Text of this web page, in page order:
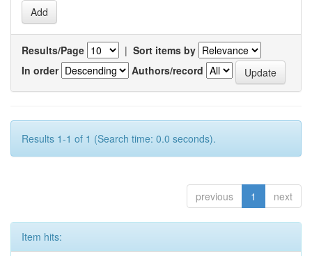
Results/Page | Sort items by
In order
Authors/record
Results 1-1 of 1 (Search time: 0.0 seconds).
previous 1 next
Item hits: